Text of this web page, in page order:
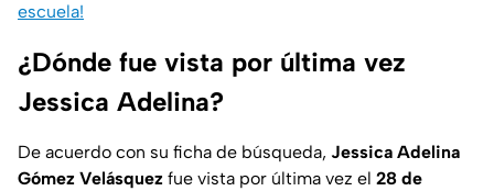
escuela!
¿Dónde fue vista por última vez
Jessica Adelina?
De acuerdo con su ficha de búsqueda, Jessica Adelina
Gómez Velásquez fue vista por última vez el 28 de